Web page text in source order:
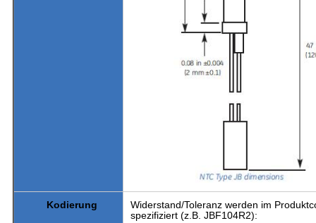
Kodierung
Widerstand/Toleranz werden im
spezifiziert (z.B. JBF104R2):